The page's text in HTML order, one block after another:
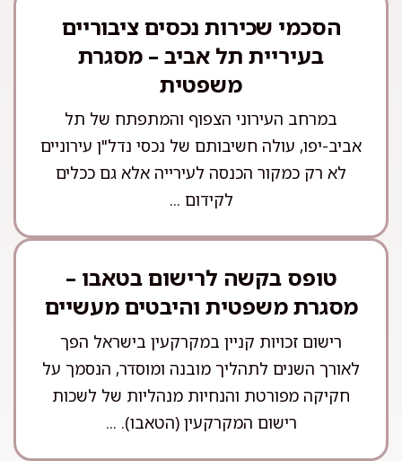
הסכמי שכירות נכסים ציבוריים
בעיריית תל אביב – מסגרת
משפטית
במרחב העירוני הצפוף והמתפתח של תל
אביב-יפו, עולה חשיבותם של נכסי נדל"ן עירוניים
לא רק כמקור הכנסה לעירייה אלא גם ככלים
לקידום ...
טופס בקשה לרישום בטאבו –
מסגרת משפטית והיבטים מעשיים
רישום זכויות קניין במקרקעין בישראל הפך
לאורך השנים לתהליך מובנה ומוסדר, הנסמך על
חקיקה מפורטת והנחיות מנהליות של לשכות
רישום המקרקעין (הטאבו). ...